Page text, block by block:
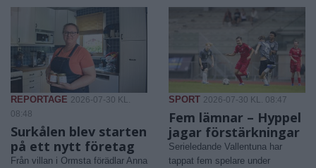
REPORTAGE 2026-07-30 KL.
08:48
Surkålen blev starten
på ett nytt företag
Från villan i Ormsta förädlar Anna
SPORT 2026-07-30 KL. 08:47
Fem lämnar – Hyppel
jagar förstärkningar
Serieledande Vallentuna har
tappat fem spelare under